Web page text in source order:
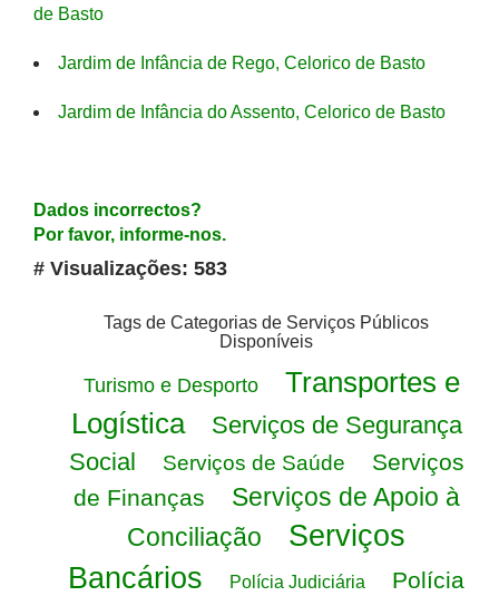
de Basto
Jardim de Infância de Rego, Celorico de Basto
Jardim de Infância do Assento, Celorico de Basto
Dados incorrectos?
Por favor, informe-nos.
# Visualizações: 583
Tags de Categorias de Serviços Públicos
Disponíveis
Turismo e Desporto
Transportes e
Logística
Serviços de Segurança
Social
Serviços de Saúde
Serviços
de Finanças
Serviços de Apoio à
Conciliação
Serviços
Bancários
Polícia Judiciária
Polícia